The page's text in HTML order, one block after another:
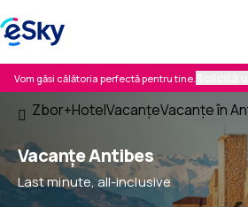
Vom găsi călătoria perfectă pentru tine.
Zbor+HotelVacanţeVacanţe în
Vacanţe Antibes
Last minute, all-inclusive